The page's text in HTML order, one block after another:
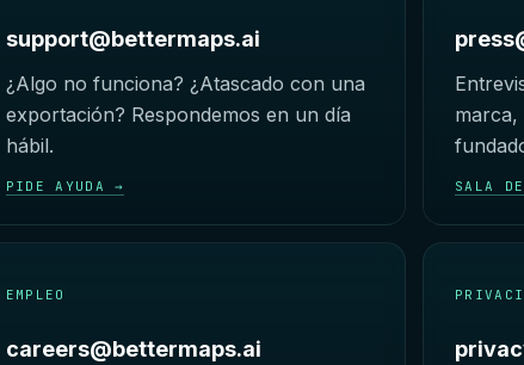
support@bettermaps.ai
¿Algo no funciona? ¿Atascado con una
exportación? Respondemos en un día
hábil.
PIDE AYUDA →
marca,
SALA
EMPLEO
careers@bettermaps.ai